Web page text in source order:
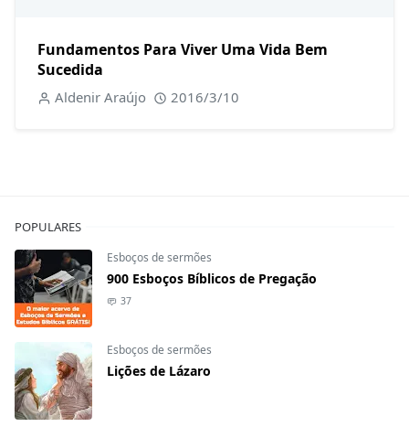
Fundamentos Para Viver Uma Vida Bem
Sucedida
Aldenir Araújo 2016/3/10
POPULARES
Esboços de sermões
900 Esboços Bíblicos de Pregação
37
Esboços de sermões
Lições de Lázaro